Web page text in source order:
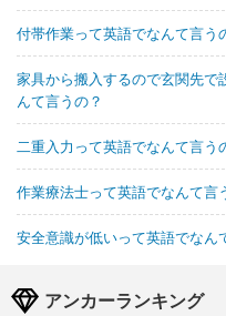
付帯作業って英語でなんて言う
家具から搬入するので玄関先で
んて言うの？
二重入力って英語でなんて言う
作業療法士って英語でなんて言
安全意識が低いって英語でなん
アンカーランキング